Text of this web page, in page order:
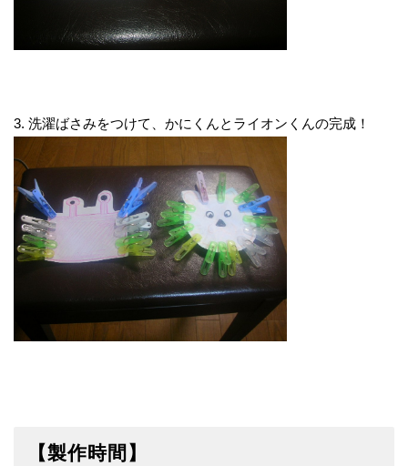
3. 洗濯ばさみをつけて、かにくんとライオンくんの完成！
【製作時間】